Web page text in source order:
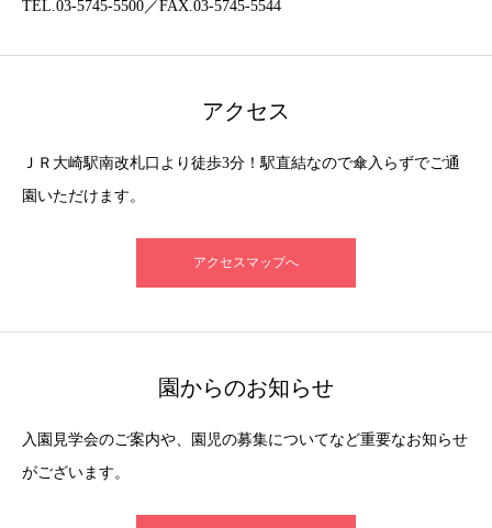
TEL.03-5745-5500／FAX.03-5745-5544
アクセス
ＪＲ大崎駅南改札口より徒歩3分！駅直結なので傘入らずでご通
園いただけます。
アクセスマップへ
園からのお知らせ
入園見学会のご案内や、園児の募集についてなど重要なお知らせ
がございます。